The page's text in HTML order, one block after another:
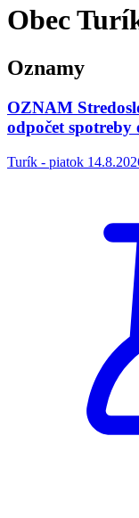
Obec
Oznamy
OZNAM
odpočet spotreby
Turík - piatok